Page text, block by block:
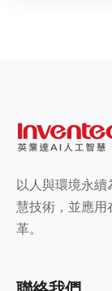
以人與環境永
慧技術，並應用
革。